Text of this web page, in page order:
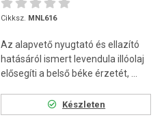
Cikksz. MNL616
Az alapvető nyugtató és ellazító
hatásáról ismert levendula illóolaj
elősegíti a belső béke érzetét, ...
Készleten